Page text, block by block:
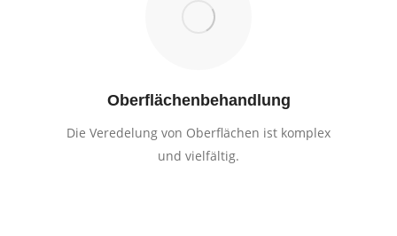
Oberflächenbehandlung
Die Veredelung von Oberflächen ist komplex
und vielfältig.